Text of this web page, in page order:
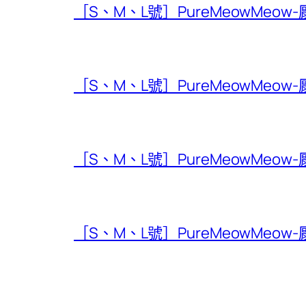
［S、M、L號］
［S、M、L號］
［S、M、L號］
［S、M、L號］